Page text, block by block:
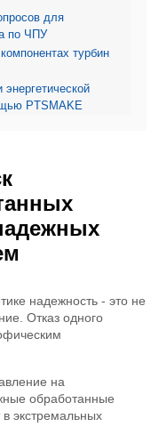
для
по ЧПУ
турбин
энергетической
PTSMAKE
надежность - это не
Отказ одного
на
обработанные
экстремальных